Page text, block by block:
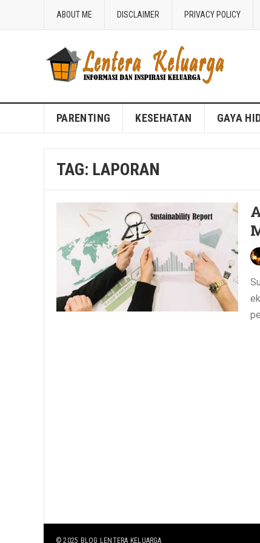
ABOUT ME DISCLAIMER PRIVACY POLICY
Blog Lentera Keluarga
PARENTING KESEHATAN GAYA
TAG: LAPORAN
© 2025 BLOG LENTERA KELUARGA